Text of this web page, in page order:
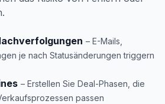
– E-Mails,
je nach Statusänderungen triggern
– Erstellen Sie Deal-Phasen, die
passen